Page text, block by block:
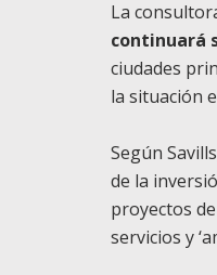
La
continuará
ciudades
la situación
Según
de la
proyectos
servicios y